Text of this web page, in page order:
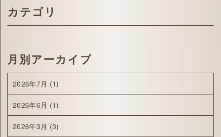
カテゴリ
月別アーカイブ
2026年7月 (1)
2026年6月 (1)
2026年3月 (3)